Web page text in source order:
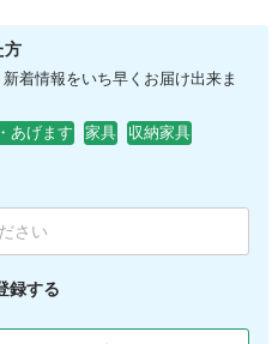
方
着情報をいち早くお届け出来ま
あげます 家具
収納家具
録する